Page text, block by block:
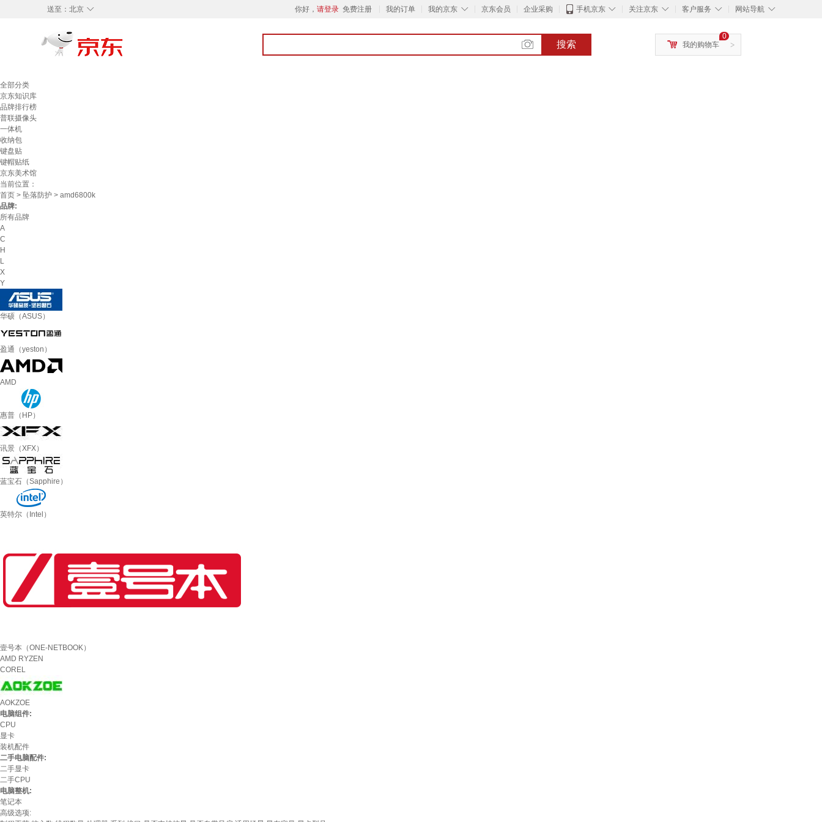
◇
送至： 北京 你好， 请登录 免费注册 我的订单 ◇
我的京东 京东会员 企业采购 ◇
手机京东 ◇
关注京东 ◇
客户服务 ◇
网站导航
搜索 >
0
我的购物车
全部分类
京东知识库
品牌排行榜
普联摄像头
一体机
收纳包
键盘贴
键帽贴纸
京东美术馆
当前位置：
首页 > 坠落防护 > amd6800k
品牌:
所有品牌
A
C
H
L
X
Y
华硕（ASUS）
盈通（yeston）
AMD
惠普（HP）
讯景（XFX）
蓝宝石（Sapphire）
英特尔（Intel）
壹号本（ONE-NETBOOK）
AMD RYZEN
COREL
AOKZOE
电脑组件:
CPU
显卡
装机配件
二手电脑配件:
二手显卡
二手CPU
电脑整机:
笔记本
高级选项: